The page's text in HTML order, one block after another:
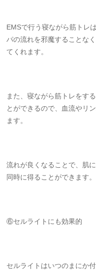
EMSで行う寝ながら筋トレ
パの流れを邪魔することな
てくれます。
また、寝ながら筋トレをす
とができるので、血流やリ
ます。
流れが良くなることで、肌
同時に得ることができます。
⑥セルライトにも効果的
セルライトはいつのまにか